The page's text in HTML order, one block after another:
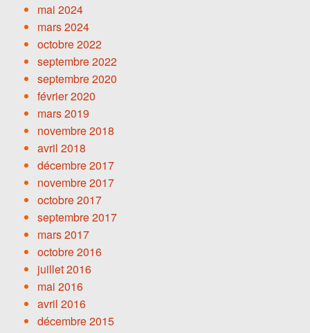
mai 2024
mars 2024
octobre 2022
septembre 2022
septembre 2020
février 2020
mars 2019
novembre 2018
avril 2018
décembre 2017
novembre 2017
octobre 2017
septembre 2017
mars 2017
octobre 2016
juillet 2016
mai 2016
avril 2016
décembre 2015